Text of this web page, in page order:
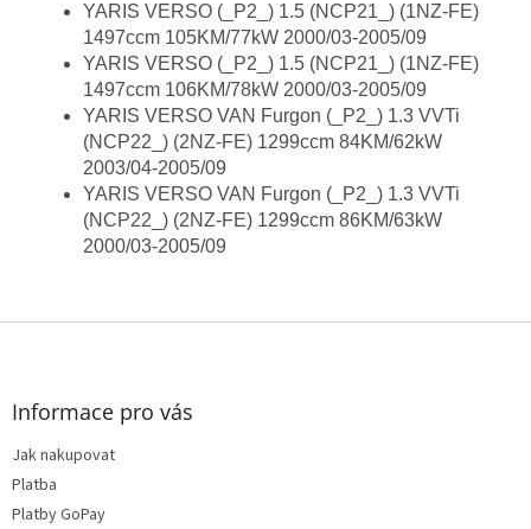
YARIS VERSO (_P2_) 1.5 (NCP21_) (1NZ-FE)
1497ccm 105KM/77kW 2000/03-2005/09
YARIS VERSO (_P2_) 1.5 (NCP21_) (1NZ-FE)
1497ccm 106KM/78kW 2000/03-2005/09
YARIS VERSO VAN Furgon (_P2_) 1.3 VVTi
(NCP22_) (2NZ-FE) 1299ccm 84KM/62kW
2003/04-2005/09
YARIS VERSO VAN Furgon (_P2_) 1.3 VVTi
(NCP22_) (2NZ-FE) 1299ccm 86KM/63kW
2000/03-2005/09
Z
Informace pro vás
Jak nakupovat
Platba
Platby GoPay